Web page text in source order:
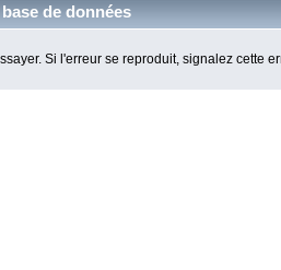
de données
Si l'erreur se reproduit, signalez cette